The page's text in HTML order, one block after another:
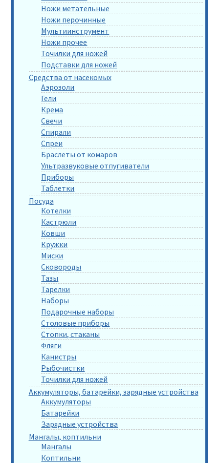
Ножи метательные
Ножи перочинные
Мультиинструмент
Ножи прочее
Точилки для ножей
Подставки для ножей
Средства от насекомых
Аэрозоли
Гели
Крема
Свечи
Спирали
Спреи
Браслеты от комаров
Ультразвуковые отпугиватели
Приборы
Таблетки
Посуда
Котелки
Кастрюли
Ковши
Кружки
Миски
Сковороды
Тазы
Тарелки
Наборы
Подарочные наборы
Столовые приборы
Стопки, стаканы
Фляги
Канистры
Рыбочистки
Точилки для ножей
Аккумуляторы, батарейки, зарядные устройства
Аккумуляторы
Батарейки
Зарядные устройства
Мангалы, коптильни
Мангалы
Коптильни